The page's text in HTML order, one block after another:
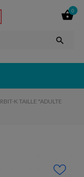

0

K TAILLE "ADULTE